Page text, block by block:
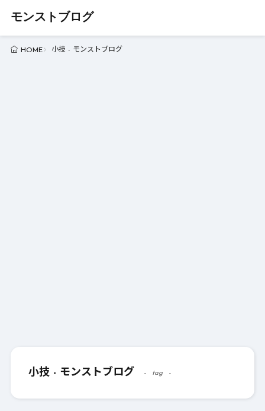
モンストブログ
HOME 小技 - モンストブログ
小技 - モンストブログ tag